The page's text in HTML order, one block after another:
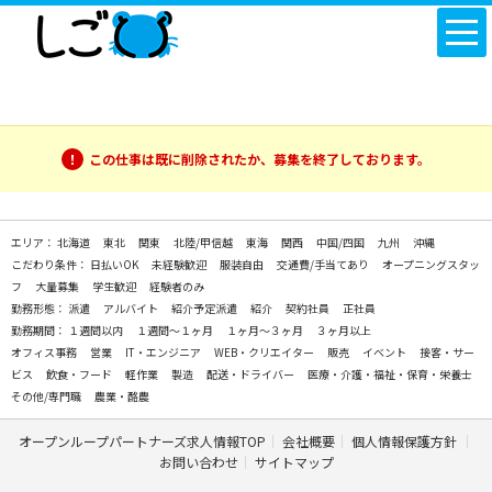
この仕事は既に削除されたか、募集を終了しております。
エリア： 北海道 東北 関東 北陸/甲信越 東海 関西 中国/四国 九州
沖縄
こだわり条件： 日払いOK 未経験歓迎 服装自由 交通費/手当てあり
オープニングスタッ
フ
大量募集 学生歓迎
経験者のみ
勤務形態： 派遣 アルバイト 紹介予定派遣 紹介 契約社員
正社員
勤務期間： １週間以内 １週間～１ヶ月 １ヶ月～３ヶ月
３ヶ月以上
オフィス事務
営業 IT・エンジニア WEB・クリエイター 販売 イベント
接客・サー
ビス
飲食・フード 軽作業 製造 配送・ドライバー
医療・介護・福祉・保育・栄養士
その他/専門職
農業・酪農
オープンループパートナーズ求人情報TOP 会社概要
個人情報保護方針
お問い合わせ
サイトマップ